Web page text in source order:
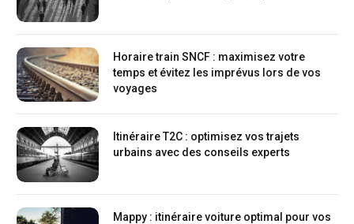
Horaire train SNCF : maximisez votre
temps et évitez les imprévus lors de vos
voyages
Itinéraire T2C : optimisez vos trajets
urbains avec des conseils experts
Mappy : itinéraire voiture optimal pour vos